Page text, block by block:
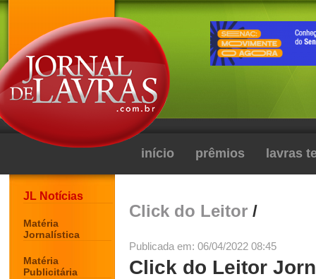
início prêmios lavras
JL Notícias
Matéria
Jornalística
Matéria
Publicitária
Click do Leitor /
Publicada em: 06/04/2022 08:45
Click do Leitor